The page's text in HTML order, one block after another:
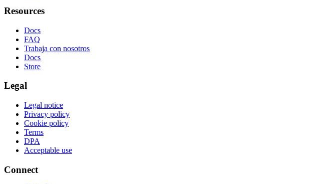
Resources
Docs
FAQ
Trabaja con nosotros
Docs
Store
Legal
Legal notice
Privacy policy
Cookie policy
Terms
DPA
Acceptable use
Connect